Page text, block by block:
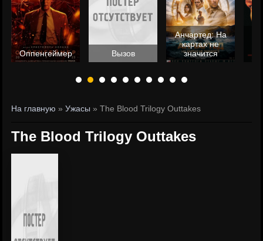
Оппенгеймер Вызов
Анчартед: На
картах не
значится
На главную »Ужасы » The Blood Trilogy Outtakes
The Blood Trilogy Outtakes